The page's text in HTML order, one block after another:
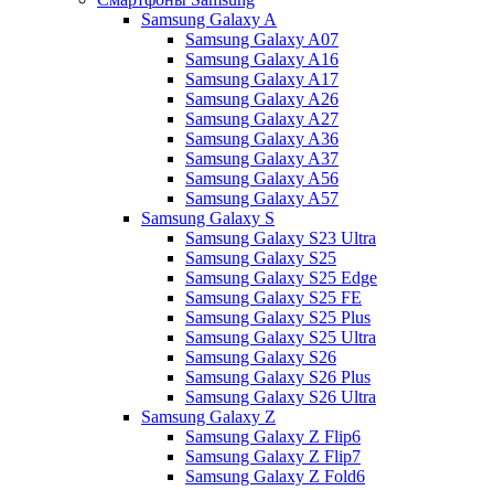
Samsung Galaxy A
Samsung Galaxy A07
Samsung Galaxy A16
Samsung Galaxy A17
Samsung Galaxy A26
Samsung Galaxy A27
Samsung Galaxy A36
Samsung Galaxy A37
Samsung Galaxy A56
Samsung Galaxy A57
Samsung Galaxy S
Samsung Galaxy S23 Ultra
Samsung Galaxy S25
Samsung Galaxy S25 Edge
Samsung Galaxy S25 FE
Samsung Galaxy S25 Plus
Samsung Galaxy S25 Ultra
Samsung Galaxy S26
Samsung Galaxy S26 Plus
Samsung Galaxy S26 Ultra
Samsung Galaxy Z
Samsung Galaxy Z Flip6
Samsung Galaxy Z Flip7
Samsung Galaxy Z Fold6